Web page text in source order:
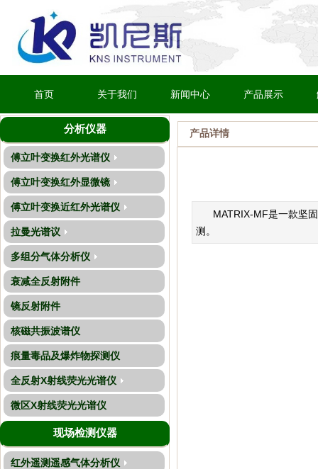
首页 关于我们 新闻中心 产品展示
分析仪器 产品详情
傅立叶变换红外光谱仪
傅立叶变换红外显微镜
傅立叶变换近红外光谱仪
拉曼光谱议
多组分气体分析仪
衰减全反射附件
镜反射附件
核磁共振波谱仪
痕量毒品及爆炸物探测仪
全反射X射线荧光光谱仪
微区X射线荧光光谱仪
MATRIX-MF是一款坚
测。
现场检测仪器
红外遥测遥感气体分析仪